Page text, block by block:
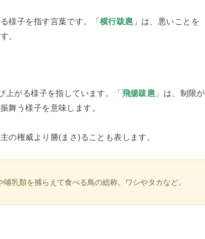
様子を指す言葉です。「横行跋扈 」は、悪いことを
。
上がる様子を指しています。「飛揚跋扈 」は、制限が
舞う様子を意味します。
の権威より勝(まさ)ることも表します。
乳類を捕らえて食べる鳥の総称。ワシやタカなど。